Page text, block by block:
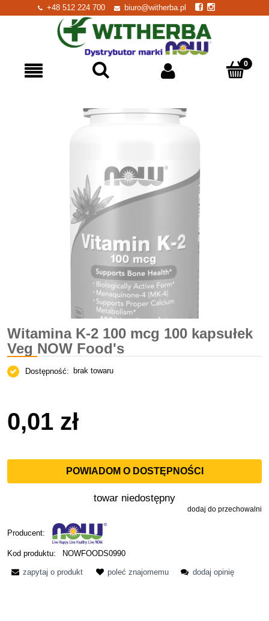
+48 512 224 700 biuro@witherba.pl
Witamina K-2 100 mcg 100 kapsułek
Veg NOW Food's
Dostępność: brak towaru
0,01 zł
POWIADOM O DOSTĘPNOŚCI
towar niedostępny
dodaj do przechowalni
Producent:
Kod produktu: NOWFOODS0990
zapytaj o produkt poleć znajomemu dodaj opinię